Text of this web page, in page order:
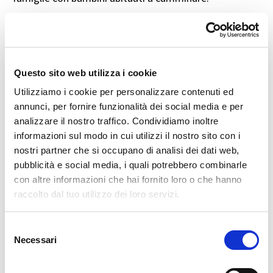
Questo sito web utilizza i cookie
Utilizziamo i cookie per personalizzare contenuti ed
annunci, per fornire funzionalità dei social media e per
analizzare il nostro traffico. Condividiamo inoltre
informazioni sul modo in cui utilizzi il nostro sito con i
nostri partner che si occupano di analisi dei dati web,
pubblicità e social media, i quali potrebbero combinarle
con altre informazioni che hai fornito loro o che hanno
raccolto dal tuo utilizzo dei loro servizi.
delNecessari
🌦️ Quando andare e cosa aspettarsi
periodo migliore per l’escursione è da aprile a ottobre,
quando il clima è più favorevole e il sentiero libero da
neve e ghiaccio.
In inverno, con la neve, il sentiero diventa più
impegnativo e adatto solo a escursionisti esperti.
🕰️ Orari del museo: